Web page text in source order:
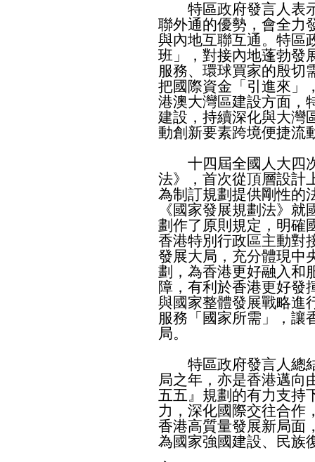
特區政府發言人表示
聯外通的優勢，會全力
與內地互聯互通。特區
班」，對接內地蓬勃發
服務、環球買家的殷切
把國際資金「引進來」
港澳大灣區建設方面，
建設，持續深化與大灣
動創新要素跨境便捷流
十四屆全國人大四次
法》，首次從頂層設計
為制訂規劃提供剛性的
《國家發展規劃法》
劃作了原則規定，明確
香港特別行政區主動對
發展大局，充分體現中
劃，為香港更好融入和
障，有利於香港更好發
與國家整體發展戰略進
服務「國家所需」，讓
局。
特區政府發言人總結
局之年，亦是香港邁向
五五』規劃的有力支持
力，深化國際交往合作
香港高質量發展新局面
為國家強國建設、民族